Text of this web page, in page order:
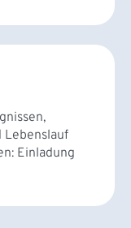
Lebenslauf
Einladung